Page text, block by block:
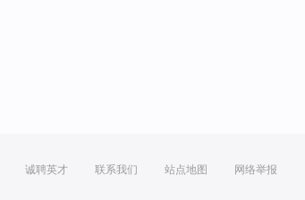
诚聘英才 联系我们 站点地图 网络举报